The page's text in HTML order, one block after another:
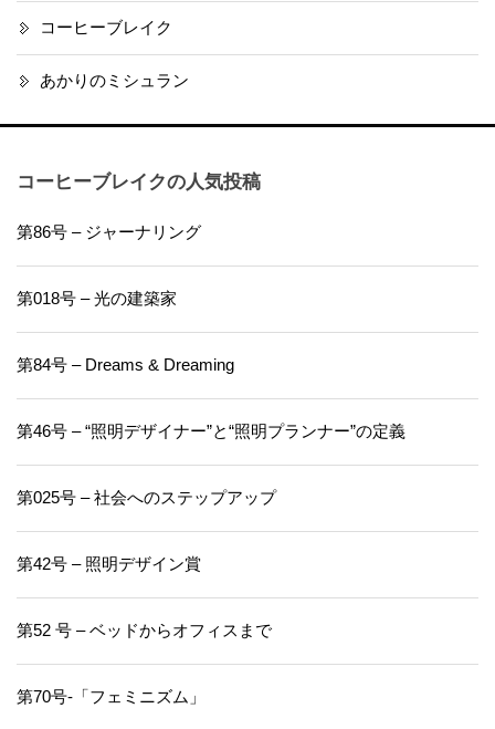
コーヒーブレイク
あかりのミシュラン
コーヒーブレイクの人気投稿
第86号 – ジャーナリング
第018号 – 光の建築家
第84号 – Dreams & Dreaming
第46号 – “照明デザイナー”と“照明プランナー”の定義
第025号 – 社会へのステップアップ
第42号 – 照明デザイン賞
第52 号 – ベッドからオフィスまで
第70号-「フェミニズム」